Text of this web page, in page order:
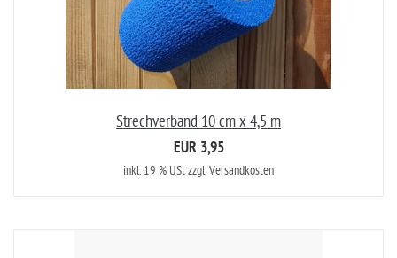
Strechverband 10 cm x 4,5 m
EUR 3,95
inkl. 19 % UStzzgl. Versandkosten